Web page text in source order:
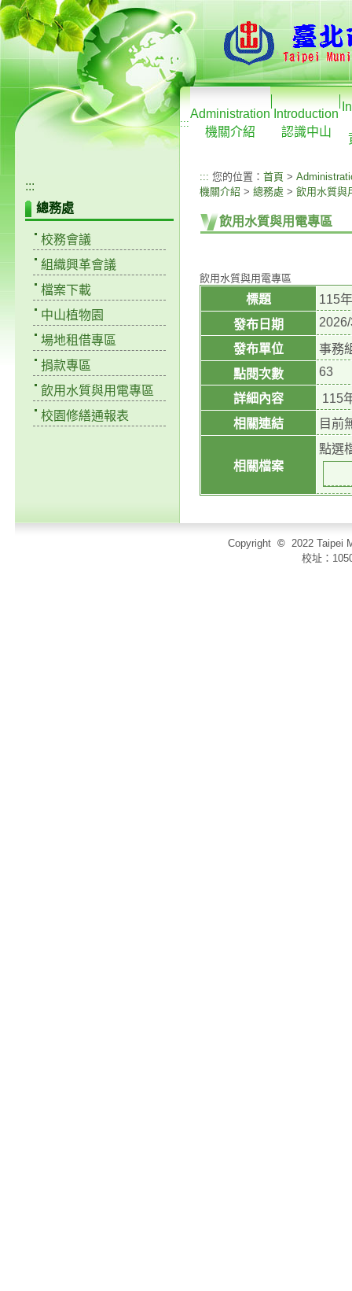
:::
Administration
機關介紹
Introduction
認識中山
:::
總務處
校務會議
組織興革會議
檔案下載
中山植物園
場地租借專區
捐款專區
飲用水質與用電專區
校園修繕通報表
::: 您的位置： 首頁 >
機關介紹 > 總務處 > 飲用水質與
飲用水質與用電專區
飲用水質與用電專區
標題
115
發布日期
發布單位
事務
點閱次數
63
詳細內容
115
相關連結
目前
相關檔案
點選
Copyright © 2022 Taipei
校址：